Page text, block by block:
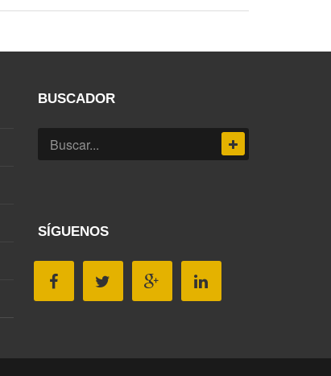
BUSCADOR
SÍGUENOS